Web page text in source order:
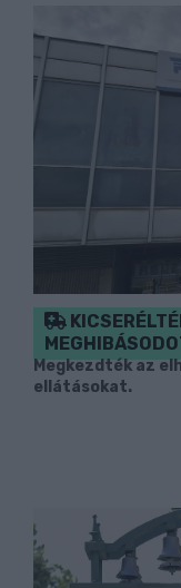
Megkezdték az
ellátásokat.